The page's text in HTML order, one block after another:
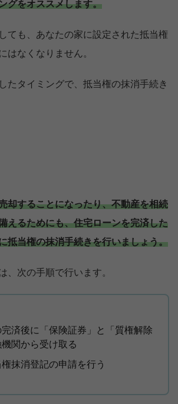
グをオススメします。
ても、あなたの家に設定された抵当権
はなくなりません。
たタイミングで、抵当権の抹消手続き
却することになったり、不動産を相続
えるためにも、住宅ローンを完済した
抵当権の抹消手続きを行いましょう。
、次の手順で行います。
済後に「保険証券」と「質権解除
関から受け取る
抹消登記の申請を行う